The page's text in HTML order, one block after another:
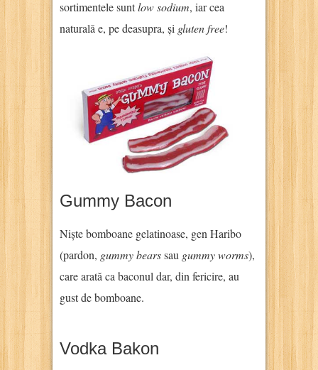
sortimentele suntlow sodium, iar cea
naturală e, pe deasupra, și gluten free!
Gummy Bacon
Niște bomboane gelatinoase, gen Haribo
(pardon, gummy bearssau gummy worms),
care arată ca baconul dar, din fericire, au
gust de bomboane.
Vodka Bakon